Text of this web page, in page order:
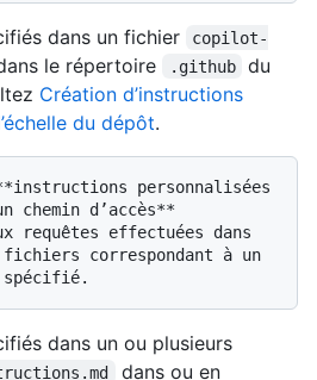
dans un fichier
copilot-
le répertoire .github
du
Création d’instructions
du dépôt.
chemin d’accès**
requêtes effectuées dans
correspondant à un
dans un ou plusieurs
dans ou en